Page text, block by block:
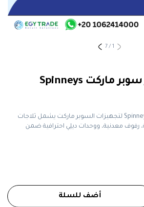
1
/
7
مشروع تجهيز سوبر ماركت Spinneys
تحليل مشروع Spinneys Market لتجهيزات السوبر ماركت يشمل ثلاجات
معدنية، ووحدات ديلِي احترافية ضمن
أضف للسلة